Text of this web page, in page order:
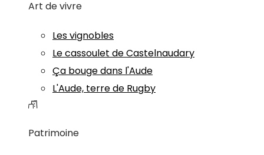
Art de vivre
Les vignobles
Le cassoulet de Castelnaudary
Ça bouge dans l'Aude
L'Aude, terre de Rugby
Patrimoine